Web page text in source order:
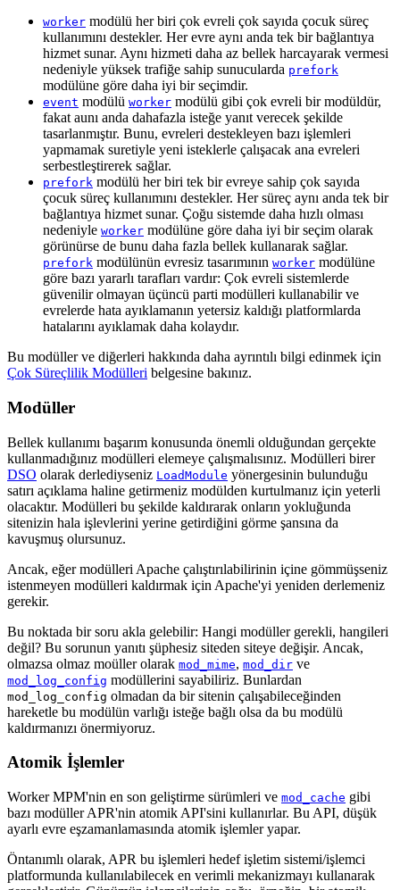
worker modülü her biri çok evreli çok sayıda çocuk süreç
kullanımını destekler. Her evre aynı anda tek bir bağlantıya
hizmet sunar. Aynı hizmeti daha az bellek harcayarak vermesi
nedeniyle yüksek trafiğe sahip sunucularda prefork
modülüne göre daha iyi bir seçimdir.
event modülü worker modülü gibi çok evreli bir modüldür,
fakat aunı anda dahafazla isteğe yanıt verecek şekilde
tasarlanmıştır. Bunu, evreleri destekleyen bazı işlemleri
yapmamak suretiyle yeni isteklerle çalışacak ana evreleri
serbestleştirerek sağlar.
prefork modülü her biri tek bir evreye sahip çok sayıda
çocuk süreç kullanımını destekler. Her süreç aynı anda tek bir
bağlantıya hizmet sunar. Çoğu sistemde daha hızlı olması
nedeniyle worker modülüne göre daha iyi bir seçim olarak
görünürse de bunu daha fazla bellek kullanarak sağlar.
prefork modülünün evresiz tasarımının worker modülüne
göre bazı yararlı tarafları vardır: Çok evreli sistemlerde
güvenilir olmayan üçüncü parti modülleri kullanabilir ve
evrelerde hata ayıklamanın yetersiz kaldığı platformlarda
hatalarını ayıklamak daha kolaydır.
Bu modüller ve diğerleri hakkında daha ayrıntılı bilgi edinmek için
Çok Süreçlilik Modülleri belgesine bakınız.
Modüller
Bellek kullanımı başarım konusunda önemli olduğundan gerçekte
kullanmadığınız modülleri elemeye çalışmalısınız. Modülleri birer
DSO olarak derlediyseniz LoadModule yönergesinin bulunduğu
satırı açıklama haline getirmeniz modülden kurtulmanız için yeterli
olacaktır. Modülleri bu şekilde kaldırarak onların yokluğunda
sitenizin hala işlevlerini yerine getirdiğini görme şansına da
kavuşmuş olursunuz.
Ancak, eğer modülleri Apache çalıştırılabilirinin içine gömmüşseniz
istenmeyen modülleri kaldırmak için Apache'yi yeniden derlemeniz
gerekir.
Bu noktada bir soru akla gelebilir: Hangi modüller gerekli, hangileri
değil? Bu sorunun yanıtı şüphesiz siteden siteye değişir. Ancak,
olmazsa olmaz moüller olarak mod_mime, mod_dir ve
mod_log_config modüllerini sayabiliriz. Bunlardan
mod_log_config olmadan da bir sitenin çalışabileceğinden
hareketle bu modülün varlığı isteğe bağlı olsa da bu modülü
kaldırmanızı önermiyoruz.
Atomik İşlemler
Worker MPM'nin en son geliştirme sürümleri ve mod_cache gibi
bazı modüller APR'nin atomik API'sini kullanırlar. Bu API, düşük
ayarlı evre eşzamanlamasında atomik işlemler yapar.
Öntanımlı olarak, APR bu işlemleri hedef işletim sistemi/işlemci
platformunda kullanılabilecek en verimli mekanizmayı kullanarak